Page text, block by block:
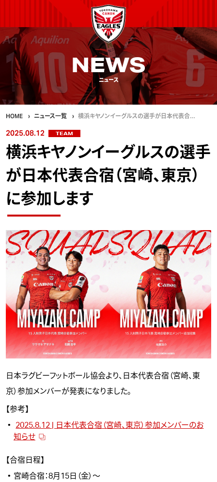
NEWS
ニュース
HOME ニュース一覧 横浜キヤノンイーグルスの選手が日本代表合…
2025.08.12 TEAM
横浜キヤノンイーグルスの選手
が日本代表合宿（宮崎、東京）
に参加します
日本ラグビーフットボール協会より、日本代表合宿（宮崎、東
京）参加メンバーが発表になりました。
【参考】
2025.8.12 | 日本代表合宿（宮崎、東京）参加メンバーのお
知らせ
【合宿日程】
宮崎合宿：8月15日（金）～